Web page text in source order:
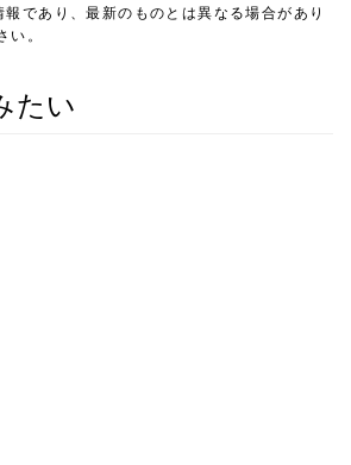
であり、最新のものとは異なる場合があり
い。
たい